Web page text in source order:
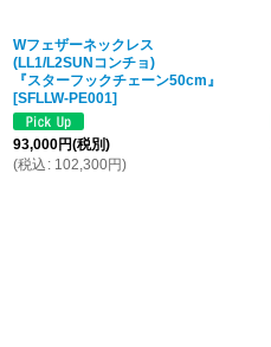
Wフェザーネックレス
(LL1/L2SUNコンチョ)
『スターフックチェーン50cm』
[SFLLW-PE001]
93,000円(税別)
(税込 : 102,300円)